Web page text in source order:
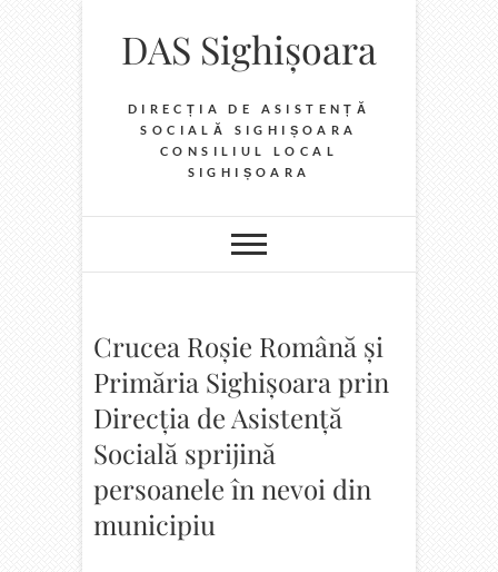
contentDAS Sighișoara
DIRECȚIA DE ASISTENȚĂ
SOCIALĂ SIGHIȘOARA
CONSILIUL LOCAL
SIGHIȘOARA
Crucea Roșie Română și
Primăria Sighișoara prin
Direcția de Asistență
Socială sprijină
persoanele în nevoi din
municipiu